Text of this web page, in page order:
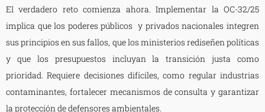
El verdadero reto comienza ahora. Implementar la OC-32/25
implica que los poderes públicos y privados nacionales integren
sus principios en sus fallos, que los ministerios rediseñen políticas
y que los presupuestos incluyan la transición justa como
prioridad. Requiere decisiones difíciles, como regular industrias
contaminantes, fortalecer mecanismos de consulta y garantizar
la protección de defensores ambientales.